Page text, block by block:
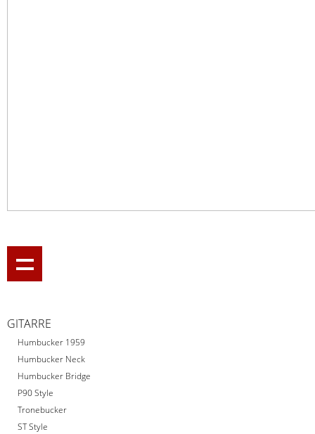
GITARRE
Humbucker 1959
Humbucker Neck
Humbucker Bridge
P90 Style
Tronebucker
ST Style